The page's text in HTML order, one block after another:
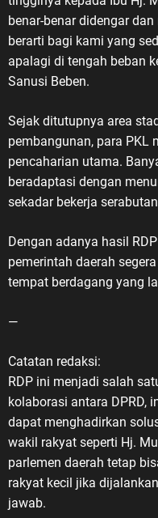
benar-benar didengar
berarti bagi kami yang
apalagi di tengah beban
Sanusi Beben.
Sejak ditutupnya area
pembangunan, para PKL
pencaharian utama.
beradaptasi dengan
sekadar bekerja
Dengan adanya hasil
pemerintah daerah
tempat berdagang yang
—
Catatan redaksi:
RDP ini menjadi salah
kolaborasi antara DPRD,
dapat menghadirkan
wakil rakyat seperti Hj.
parlemen daerah tetap
rakyat kecil jika
jawab.